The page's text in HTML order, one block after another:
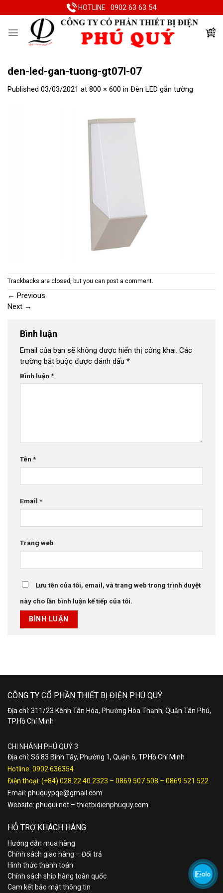
to
HOTLINE 0902 63 63 54
den-led-gan-tuong-gt07l-07
Published 03/03/2021 at 800 × 600 in Đèn LED gắn tường
Trackbacks are closed, but you can post a comment.
← Previous
Next →
Bình luận
Email của bạn sẽ không được hiển thị công khai. Các
trường bắt buộc được đánh dấu *
Bình luận *
Tên *
Email *
Trang web
Lưu tên của tôi, email, và trang web trong trình duyệt
này cho lần bình luận kế tiếp của tôi.
CÔNG TY CỔ PHẦN THIẾT BỊ ĐIỆN PHÚ QUÝ
Địa chỉ: 311/23 Kênh Tân Hóa, Phường Hòa Thạnh, Quận Tân Phú,
TP.Hồ Chí Minh
CHI NHÁNH PHÚ QUÝ 3
Địa chỉ: Số 83 Bình Tây, Phường 1, Quận 6, TP.Hồ Chí Minh
Hotline: 0902.636354
Điện thoại: (+84) 028.22.40.2323 – 0869 507 508 – 0869 521 522
Email: phuquypqe@gmail.com
Website: phuqui.net – thietbidienphuquy.com
HỖ TRỢ KHÁCH HÀNG
Hướng dẫn mua hàng
Chính sách giao hàng – Đổi trả
Hình thức thanh toán
Chính sách ship hàng toàn quốc
Cam kết bảo mật thông tin